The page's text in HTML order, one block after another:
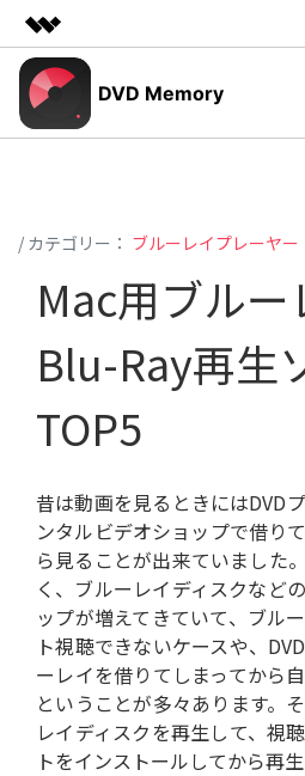
製品
AIGCサービス
法人・教育・パートナー
プラン＆価格
サポート
DVD Memory
✨DVDメニュー
写真スライドショーの作り方
光学ディスク
もっと見る
サポート
サポートセンター
無料ダウンロード
/ カテゴリー： ブルーレイプレーヤー
Mac用ブルー
Blu-Ray再生
TOP5
昔は動画を見るときにはDVD
ンタルビデオショップで借り
ら見ることが出来ていました
く、ブルーレイディスクなど
ップが増えてきていて、ブル
ト視聴できないケースや、
ーレイを借りてしまってから
ということが多々あります。
レイディスクを再生して、視
トをインストールしてから再